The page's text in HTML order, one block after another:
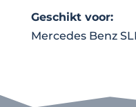
Geschikt voor:
Mercedes Benz